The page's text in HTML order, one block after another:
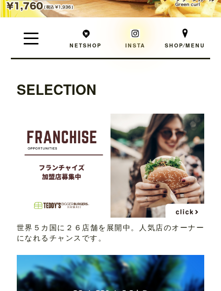
NETSHOP INSTA SHOP⁄MENU
SELECTION
世界５カ国に２６店舗を展開中。人気店のオーナー
になれるチャンスです。